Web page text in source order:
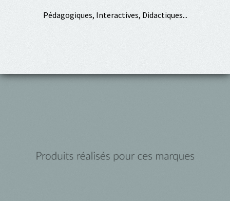
Pédagogiques, Interactives, Didactiques...